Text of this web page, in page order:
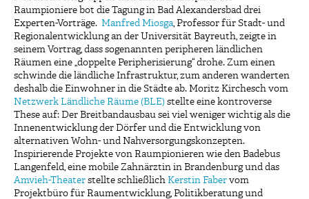
Raumpioniere bot die Tagung in Bad Alexandersbad drei
Experten-Vorträge. Manfred Miosga , Professor für Stadt- und
Regionalentwicklung an der Universität Bayreuth, zeigte in
seinem Vortrag, dass sogenannten peripheren ländlichen
Räumen eine „doppelte Peripherisierung“ drohe. Zum einen
schwinde die ländliche Infrastruktur, zum anderen wanderten
deshalb die Einwohner in die Städte ab. Moritz Kirchesch vom
Netzwerk Ländliche Räume (BLE) stellte eine kontroverse
These auf: Der Breitbandausbau sei viel weniger wichtig als die
Innenentwicklung der Dörfer und die Entwicklung von
alternativen Wohn- und Nahversorgungskonzepten.
Inspirierende Projekte von Raumpionieren wie den Badebus
Langenfeld, eine mobile Zahnärztin in Brandenburg und das
Amvieh-Theater stellte schließlich Kerstin Faber vom
Projektbüro für Raumentwicklung, Politikberatung und